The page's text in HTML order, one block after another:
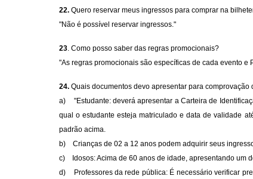
22. Quero reservar meus ingressos para comprar na
"Não é possível reservar ingressos."
23. Como posso saber das regras promocionais?
"As regras promocionais são específicas de cada evento
24. Quais documentos devo apresentar para comprovação
a) "Estudante: deverá apresentar a Carteira de
qual o estudante esteja matriculado e data de validade
padrão acima.
b) Crianças de 02 a 12 anos podem adquirir seus
c) Idosos: Acima de 60 anos de idade, apresentando um
d) Professores da rede pública: É necessário verificar